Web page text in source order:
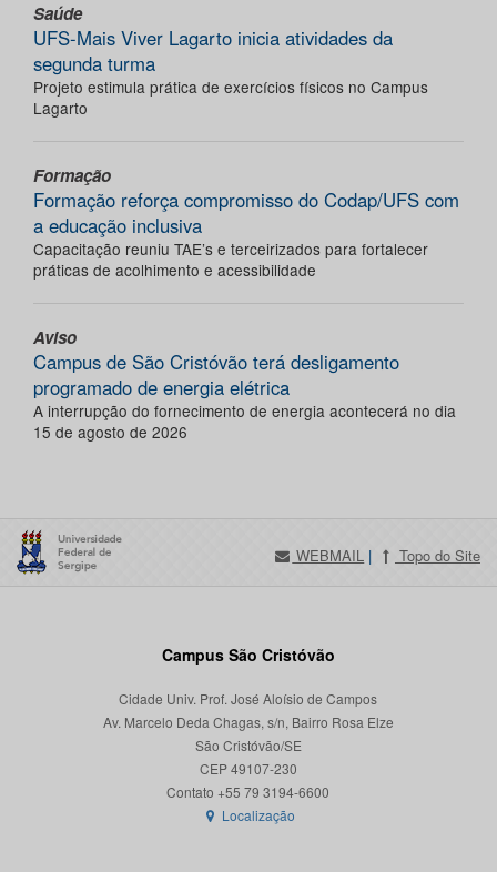
Saúde
UFS-Mais Viver Lagarto inicia atividades da
segunda turma
Projeto estimula prática de exercícios físicos no Campus
Lagarto
Formação
Formação reforça compromisso do Codap/UFS com
a educação inclusiva
Capacitação reuniu TAE’s e terceirizados para fortalecer
práticas de acolhimento e acessibilidade
Aviso
Campus de São Cristóvão terá desligamento
programado de energia elétrica
A interrupção do fornecimento de energia acontecerá no dia
15 de agosto de 2026
WEBMAIL | Topo do Site
Campus São Cristóvão
Cidade Univ. Prof. José Aloísio de Campos
Av. Marcelo Deda Chagas, s/n, Bairro Rosa Elze
São Cristóvão/SE
CEP 49107-230
Localização